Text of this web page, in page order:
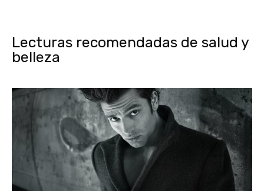
Lecturas recomendadas de salud y
belleza